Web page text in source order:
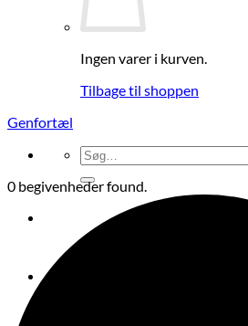
Ingen varer i kurven.
Tilbage til shoppen
Genfortæl
Søg
efter:
0 begivenheder found.